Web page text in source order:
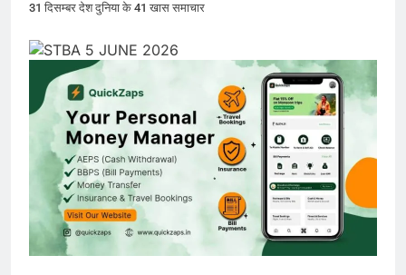
31 दिसम्बर देश दुनिया के 41 खास समाचार